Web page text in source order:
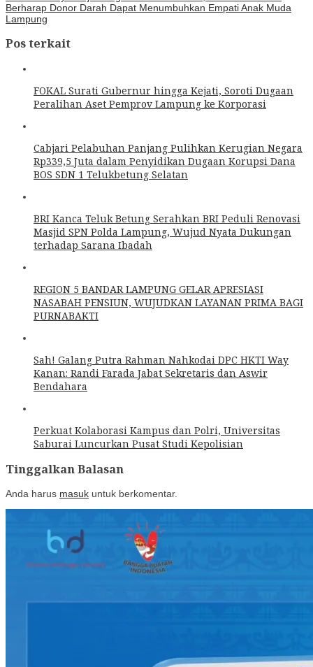
Berharap Donor Darah Dapat Menumbuhkan Empati Anak Muda
Lampung
Pos terkait
FOKAL Surati Gubernur hingga Kejati, Soroti Dugaan
Peralihan Aset Pemprov Lampung ke Korporasi
Cabjari Pelabuhan Panjang Pulihkan Kerugian Negara
Rp339,5 Juta dalam Penyidikan Dugaan Korupsi Dana
BOS SDN 1 Telukbetung Selatan
BRI Kanca Teluk Betung Serahkan BRI Peduli Renovasi
Masjid SPN Polda Lampung, Wujud Nyata Dukungan
terhadap Sarana Ibadah
REGION 5 BANDAR LAMPUNG GELAR APRESIASI
NASABAH PENSIUN, WUJUDKAN LAYANAN PRIMA BAGI
PURNABAKTI
Sah! Galang Putra Rahman Nahkodai DPC HKTI Way
Kanan: Randi Farada Jabat Sekretaris dan Aswir
Bendahara
Perkuat Kolaborasi Kampus dan Polri, Universitas
Saburai Luncurkan Pusat Studi Kepolisian
Tinggalkan Balasan
Anda harus masuk untuk berkomentar.